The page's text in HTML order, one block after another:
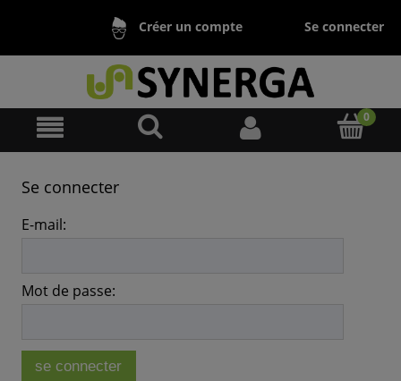
Créer un compte Se connecter
Se connecter
E-mail:
Mot de passe:
se connecter